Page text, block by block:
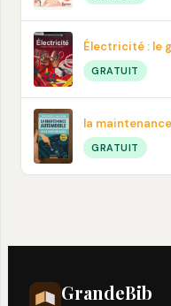
Électricité : le
GRATUIT
GRATUIT
GrandeBib